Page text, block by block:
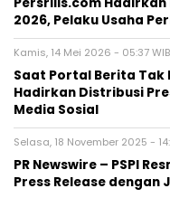
2026, Pelaku Usaha
Kamis, 14 Mei 2026 - 05:37 WIB
Saat Portal Berita Tak
Hadirkan Distribusi
Media Sosial
Selasa, 18 November 2025 -
PR Newswire – PSPI
Press Release dengan